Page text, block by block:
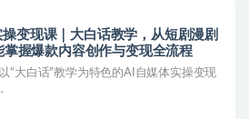
变现课｜大白话教学，从短剧漫剧
握爆款内容创作与变现全流程
“大白话”教学为特色的AI自媒体实操变现